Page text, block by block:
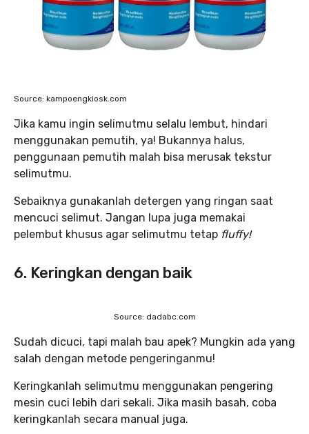
Source: kampoengkiosk.com
Jika kamu ingin selimutmu selalu lembut, hindari
menggunakan pemutih, ya! Bukannya halus,
penggunaan pemutih malah bisa merusak tekstur
selimutmu.
Sebaiknya gunakanlah detergen yang ringan saat
mencuci selimut. Jangan lupa juga memakai
pelembut khusus agar selimutmu tetap fluffy!
6. Keringkan dengan baik
Source: dadabc.com
Sudah dicuci, tapi malah bau apek? Mungkin ada yang
salah dengan metode pengeringanmu!
Keringkanlah selimutmu menggunakan pengering
mesin cuci lebih dari sekali. Jika masih basah, coba
keringkanlah secara manual juga.